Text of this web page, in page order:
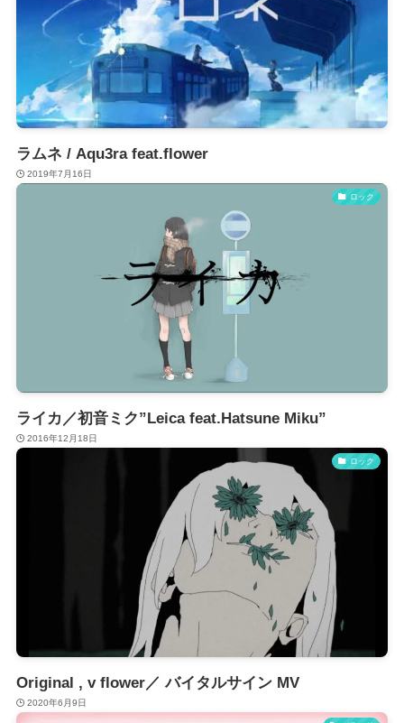
ラムネ / Aqu3ra feat.flower
2019年7月16日
ロック
ライカ／初音ミク”Leica feat.Hatsune Miku”
2016年12月18日
ロック
Original , v flower／ バイタルサイン MV
2020年6月9日